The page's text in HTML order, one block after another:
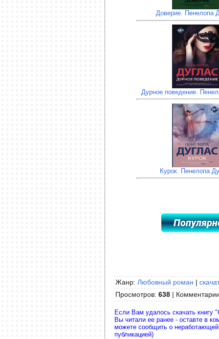
Доверие. Пенелопа
Дурное поведение.
Курок. Пенелопа
Жанр: Любовный роман |
Просмотров: 638 |
Если Вам удалось скачать книгу
Вы читали ее ранее - оставте в
можете сообщить о
публикацией)